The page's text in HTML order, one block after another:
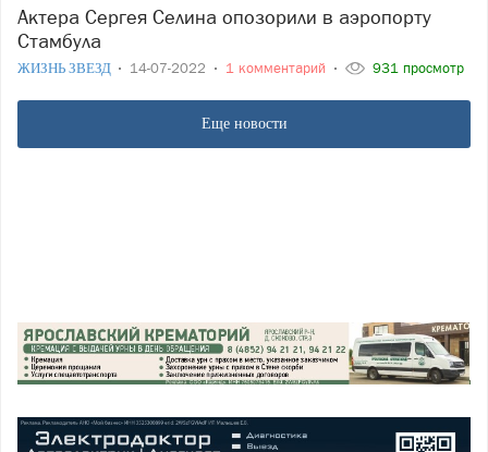
Актера Сергея Селина опозорили в аэропорту
Стамбула
ЖИЗНЬ ЗВЕЗД 14-07-2022 1 комментарий 931 просмотр
Еще новости